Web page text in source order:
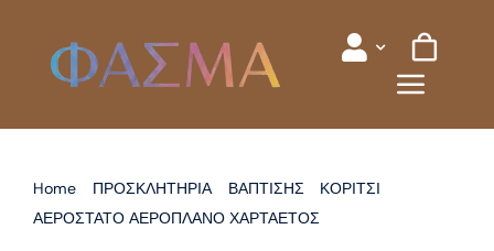
content
Home ΠΡΟΣΚΛΗΤΗΡΙΑ ΒΑΠΤΙΣΗΣ
ΚΟΡΙΤΣΙ
ΑΕΡΟΣΤΑΤΟ ΑΕΡΟΠΛΑΝΟ ΧΑΡΤΑΕΤΟΣ